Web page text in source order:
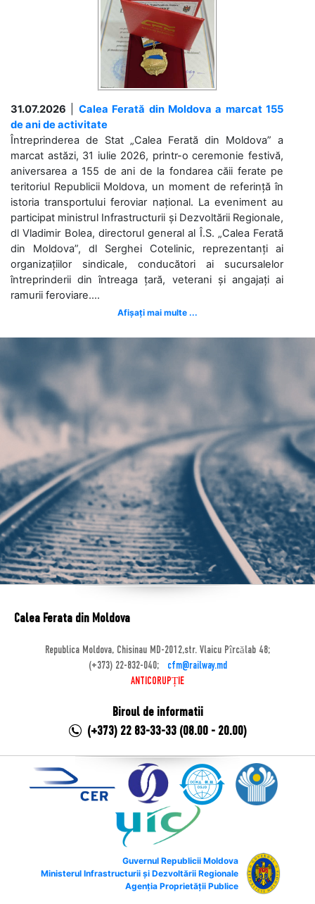
31.07.2026
Calea Ferată din Moldova a marcat 155
de ani de activitate
Întreprinderea de Stat „Calea Ferată din Moldova” a
marcat astăzi, 31 iulie 2026, printr-o ceremonie festivă,
aniversarea a 155 de ani de la fondarea căii ferate pe
teritoriul Republicii Moldova, un moment de referință în
istoria transportului feroviar național. La eveniment au
participat ministrul Infrastructurii și Dezvoltării Regionale,
dl Vladimir Bolea, directorul general al Î.S. „Calea Ferată
din Moldova”, dl Serghei Cotelinic, reprezentanți ai
organizațiilor sindicale, conducători ai sucursalelor
întreprinderii din întreaga țară, veterani și angajați ai
ramurii feroviare....
Afișați mai multe ...
Calea Ferata din Moldova
Republica Moldova, Chisinau MD-2012,str. Vlaicu Pîrcălab 48;
(+373) 22-832-040;
cfm@railway.md
ANTICORUPȚIE
Biroul de informatii
(+373) 22 83-33-33 (08.00 - 20.00)
Guvernul Republicii Moldova
Ministerul Infrastructurii și Dezvoltării Regionale
Agenția Proprietății Publice